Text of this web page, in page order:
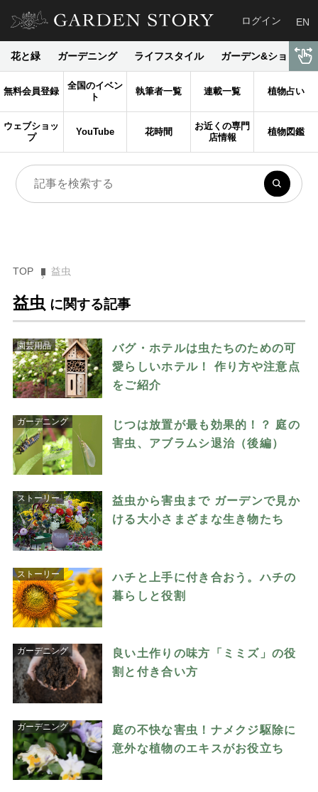
ログイン EN
花と緑 ガーデニング ライフスタイル ガーデン&ショップ
無料会員登録
全国のイベン
ト
執筆者一覧 連載一覧 植物占い
ウェブショッ
プ
YouTube 花時間
お近くの専門
店情報
植物図鑑
TOP 益虫
益虫 に関する記事
園芸用品
バグ・ホテルは虫たちのための可
愛らしいホテル！ 作り方や注意点
をご紹介
ガーデニング
じつは放置が最も効果的！？ 庭の
害虫、アブラムシ退治（後編）
ストーリー
益虫から害虫まで ガーデンで見か
ける大小さまざまな生き物たち
ストーリー
ハチと上手に付き合おう。ハチの
暮らしと役割
ガーデニング
良い土作りの味方「ミミズ」の役
割と付き合い方
ガーデニング
庭の不快な害虫！ナメクジ駆除に
意外な植物のエキスがお役立ち